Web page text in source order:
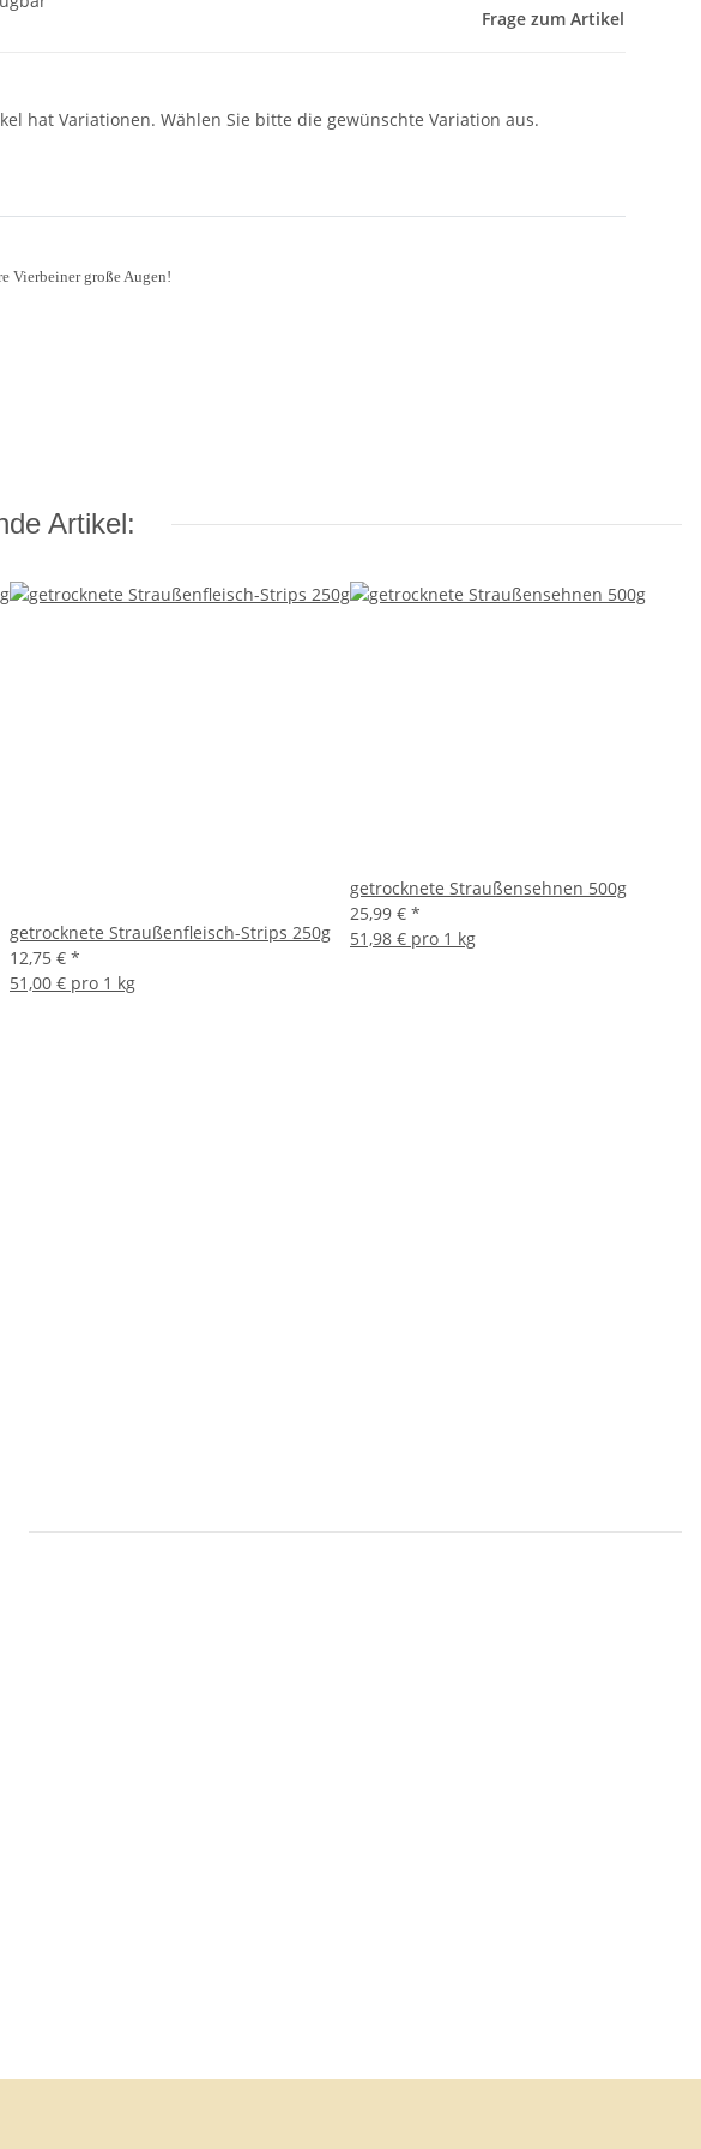
Frage zum Artikel
hat Variationen. Wählen Sie bitte die gewünschte Variation aus.
Vierbeiner große Augen!
Artikel:
getrocknete Straußenfleisch-Strips 250g
12,75 € *
51,00 € pro 1 kg
getrocknete Straußensehnen 500g
25,99 € *
51,98 € pro 1 kg